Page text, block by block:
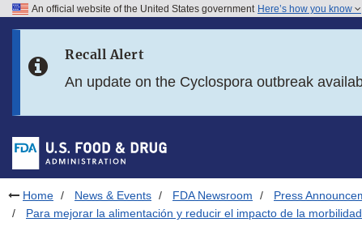
Skip to FDA Search
Skip to footer links
An official website of the United States government Here’s how you know
Recall Alert
An update on the Cyclospora outbreak
Home News & Events FDA Newsroom
Press
Para mejorar la alimentación y reducir el impacto de la